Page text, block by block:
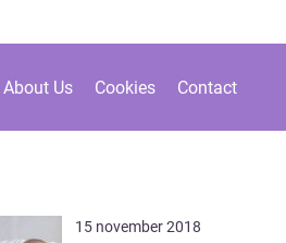
About Us Cookies Contact
15 november 2018